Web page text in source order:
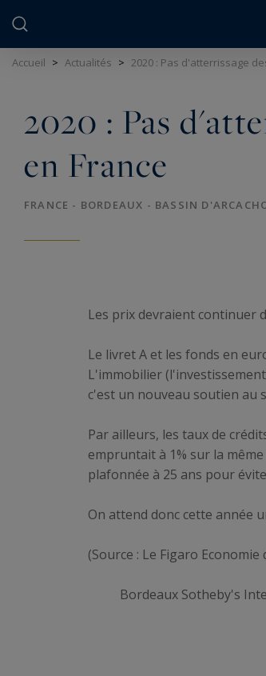
Accueil > Actualités > 2020 : Pas d'atterrissage
2020 : Pas
en France
FRANCE - BORDEAUX - BASSIN
Les prix devraient continuer
Le livret A et les fonds en
L'immobilier
c'est un nouveau soutien au
Par ailleurs, les taux de
empruntait à 1% sur la
plafonnée à 25 ans pour
On attend donc cette année
(Source : Le Figaro Economie
Bordeaux Sotheby's